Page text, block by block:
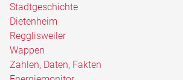
Stadtgeschichte
Dietenheim
Regglisweiler
Wappen
Zahlen, Daten, Fakten